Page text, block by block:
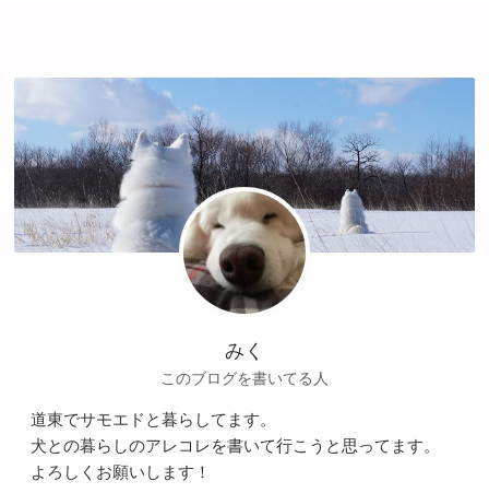
みく
このブログを書いてる人
道東でサモエドと暮らしてます。
犬との暮らしのアレコレを書いて行こうと思ってます。
よろしくお願いします！